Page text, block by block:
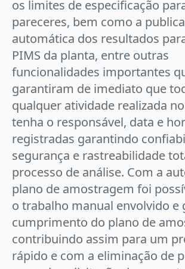
os limites de especificação
pareceres, bem como a
automática dos resultados
PIMS da planta, entre outras
funcionalidades importantes
garantiram de imediato que
qualquer atividade realizada
tenha o responsável, data e
registradas garantindo
segurança e rastreabilidade
processo de análise. Com a
plano de amostragem foi
o trabalho manual envolvido e
cumprimento do plano de
contribuindo assim para um
rápido e com a eliminação de